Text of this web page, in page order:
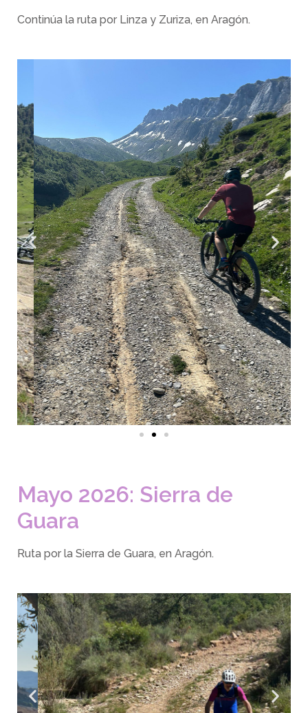
Continúa la ruta por Linza y Zuriza, en Aragón.
Mayo 2026: Sierra de
Guara
Ruta por la Sierra de Guara, en Aragón.